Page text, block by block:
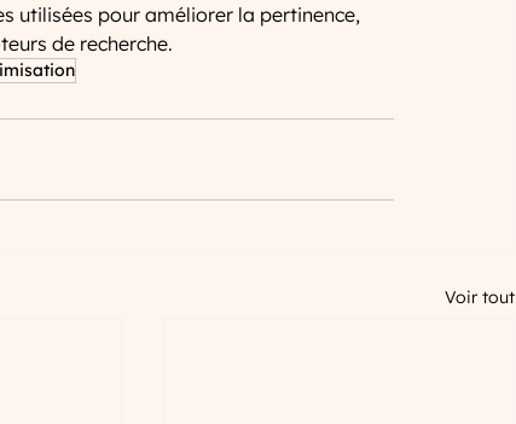
utilisées pour améliorer la pertinence,
de recherche.
Voir tout